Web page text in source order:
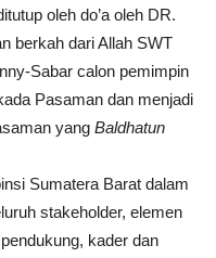
oleh do’a oleh DR.
berkah dari Allah SWT
Sabar calon pemimpin
Pasaman dan menjadi
yang Baldhatun
Sumatera Barat dalam
stakeholder, elemen
kader dan